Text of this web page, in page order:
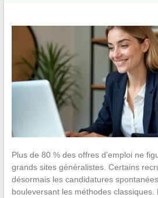
Plus de 80 % des offres d’emploi ne
grands sites généralistes. Certains
désormais les candidatures
bouleversant les méthodes classiques.